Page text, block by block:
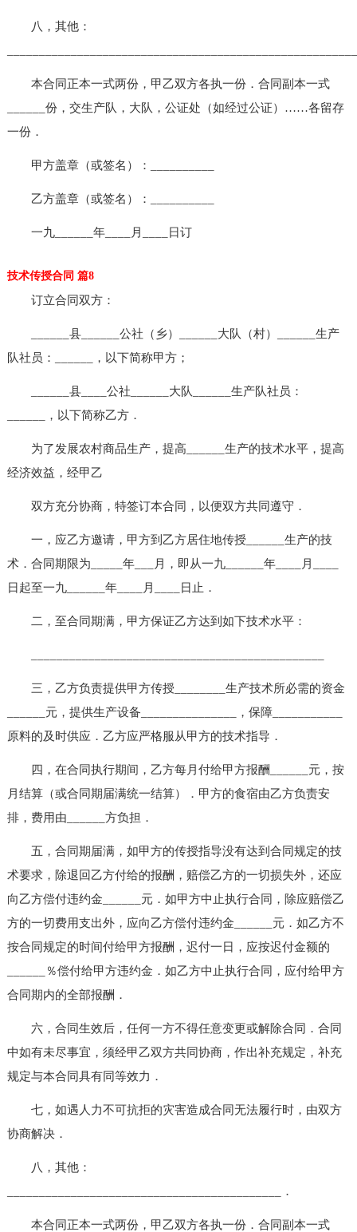
八，其他：
本合同正本一式两份，甲乙双方各执一份．合同副本一式
______份，交生产队，大队，公证处（如经过公证）……各留存
一份．
甲方盖章（或签名）：__________
乙方盖章（或签名）：__________
一九______年____月____日订
技术传授合同 篇8
订立合同双方：
______县______公社（乡）______大队（村）______生产
队社员：______，以下简称甲方；
______县____公社______大队______生产队社员：
______，以下简称乙方．
为了发展农村商品生产，提高______生产的技术水平，提高
经济效益，经甲乙
双方充分协商，特签订本合同，以便双方共同遵守．
一，应乙方邀请，甲方到乙方居住地传授______生产的技
术．合同期限为_____年___月，即从一九______年____月____
日起至一九______年____月____日止．
二，至合同期满，甲方保证乙方达到如下技术水平：
三，乙方负责提供甲方传授________生产技术所必需的资金
______元，提供生产设备_______________，保障___________
原料的及时供应．乙方应严格服从甲方的技术指导．
四，在合同执行期间，乙方每月付给甲方报酬______元，按
月结算（或合同期届满统一结算）．甲方的食宿由乙方负责安
排，费用由______方负担．
五，合同期届满，如甲方的传授指导没有达到合同规定的技
术要求，除退回乙方付给的报酬，赔偿乙方的一切损失外，还应
向乙方偿付违约金______元．如甲方中止执行合同，除应赔偿乙
方的一切费用支出外，应向乙方偿付违约金______元．如乙方不
按合同规定的时间付给甲方报酬，迟付一日，应按迟付金额的
______％偿付给甲方违约金．如乙方中止执行合同，应付给甲方
合同期内的全部报酬．
六，合同生效后，任何一方不得任意变更或解除合同．合同
中如有未尽事宜，须经甲乙双方共同协商，作出补充规定，补充
规定与本合同具有同等效力．
七，如遇人力不可抗拒的灾害造成合同无法履行时，由双方
协商解决．
八，其他：
___________________________________________．
本合同正本一式两份，甲乙双方各执一份．合同副本一式